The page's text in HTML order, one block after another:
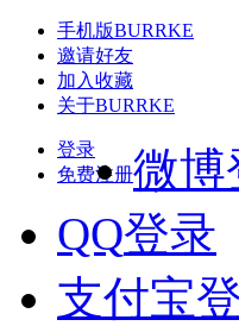
手机版BURRKE
邀请好友
加入收藏
关于BURRKE
登录
免费注册微博
QQ登录
支付宝